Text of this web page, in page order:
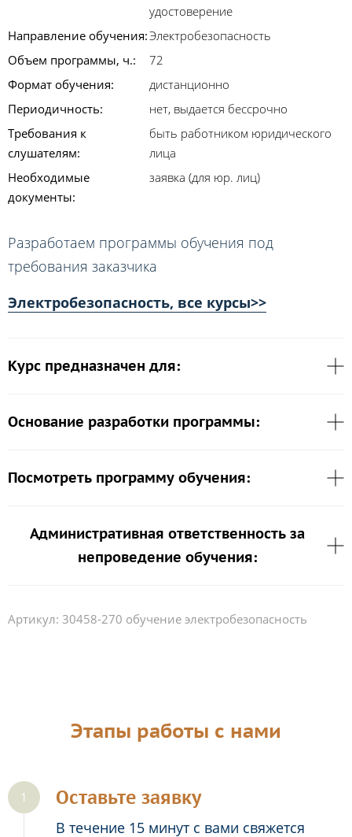
удостоверение
Направление обучения:Электробезопасность
Объем программы, ч.:
72
Формат обучения:
дистанционно
Периодичность:
нет, выдается бессрочно
Требования к
слушателям:
быть работником юридического
лица
Необходимые
документы:
заявка (для юр. лиц)
Разработаем программы обучения под
требования заказчика
Электробезопасность, все курсы>>
Курс предназначен для:
Основание разработки программы:
Посмотреть программу обучения:
Административная ответственность за
непроведение обучения:
Артикул: 30458-270 обучение электробезопасность
Этапы работы с нами
Оставьте заявку
В течение 15 минут с вами свяжется